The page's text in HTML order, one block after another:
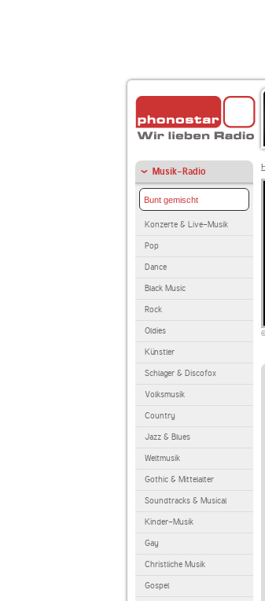
Musik-Radio
Bunt gemischt
Konzerte & Live-Musik
Pop
Dance
Black Music
Rock
Oldies
Künstler
Schlager & Discofox
Volksmusik
Country
Jazz & Blues
Weltmusik
Gothic & Mittelalter
Soundtracks & Musical
Kinder-Musik
Gay
Christliche Musik
Gospel